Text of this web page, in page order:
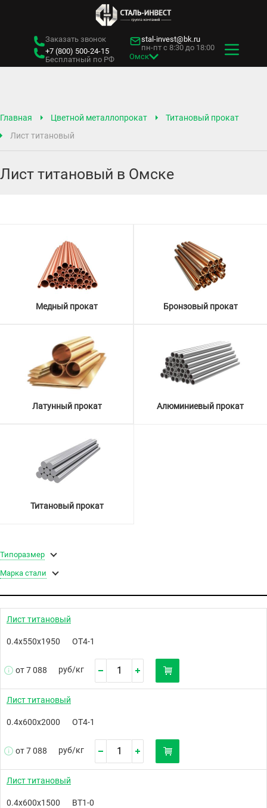
Заказать звонок
+7 (800) 500-24-15
Бесплатный по РФ
stal-invest@bk.ru
пн-пт с 8:30 до 18:00
Омск
Главная Цветной металлопрокат
Титановый прокат
Лист титановый
Лист титановый в Омске
Медный прокат Бронзовый прокат
Латунный прокат Алюминиевый прокат
Титановый прокат
Типоразмер
Марка стали
Лист титановый
0.4х550х1950 ОТ4-1
от 7 088 руб/кг
Лист титановый
0.4х600х2000 ОТ4-1
от 7 088 руб/кг
Лист титановый
0.4х600х1500 ВТ1-0